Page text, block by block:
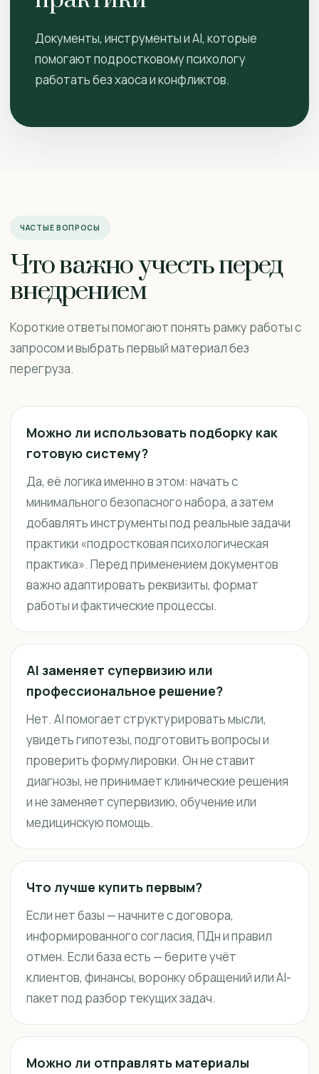
Документы, инструменты и AI, которые
помогают подростковому психологу
работать без хаоса и конфликтов.
ЧАСТЫЕ ВОПРОСЫ
Что важно учесть перед
внедрением
Короткие ответы помогают понять рамку работы с
запросом и выбрать первый материал без
перегруза.
Можно ли использовать подборку как
готовую систему?
Да, её логика именно в этом: начать с
минимального безопасного набора, а затем
добавлять инструменты под реальные задачи
практики «подростковая психологическая
практика». Перед применением документов
важно адаптировать реквизиты, формат
работы и фактические процессы.
AI заменяет супервизию или
профессиональное решение?
Нет. AI помогает структурировать мысли,
увидеть гипотезы, подготовить вопросы и
проверить формулировки. Он не ставит
диагнозы, не принимает клинические решения
и не заменяет супервизию, обучение или
медицинскую помощь.
Что лучше купить первым?
Если нет базы — начните с договора,
информированного согласия, ПДн и правил
отмен. Если база есть — берите учёт
клиентов, финансы, воронку обращений или AI-
пакет под разбор текущих задач.
Можно ли отправлять материалы